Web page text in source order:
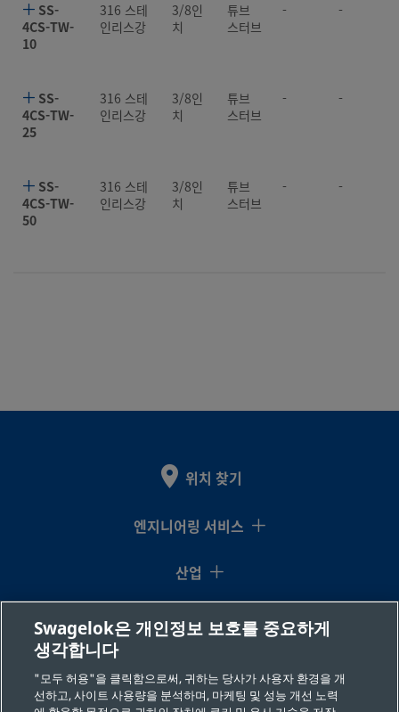
SS-
4CS-TW-
10
316 스테
인리스강
3/8인
치
튜브
스터브
- -
SS-
4CS-TW-
25
316 스테
인리스강
3/8인
치
튜브
스터브
- -
SS-
4CS-TW-
50
316 스테
인리스강
3/8인
치
튜브
스터브
- -
위치 찾기
엔지니어링 서비스
산업
지식센터
Swagelok은 개인정보 보호를 중요하게
생각합니다
"모두 허용"을 클릭함으로써, 귀하는 당사가 사용자 환경을 개
선하고, 사이트 사용량을 분석하며, 마케팅 및 성능 개선 노력